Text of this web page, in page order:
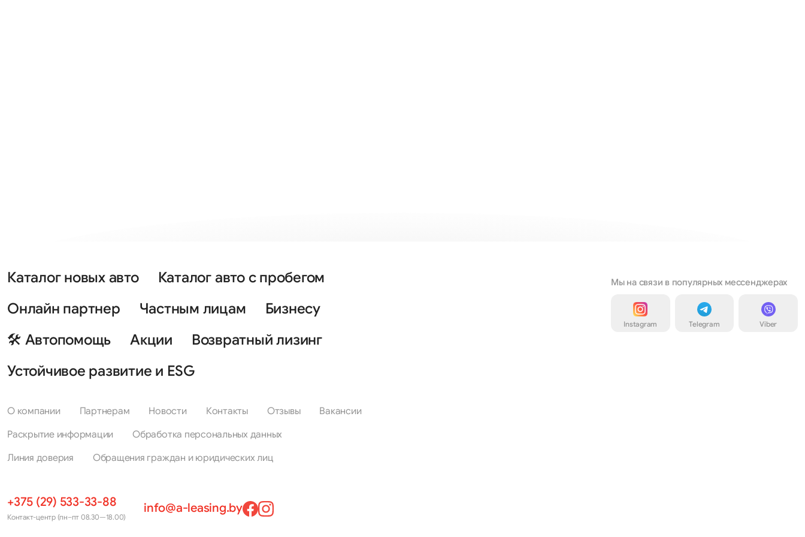
Каталог новых авто
Каталог авто с пробегом
Онлайн партнер
Частным лицам
Бизнесу
🛠 Автопомощь
Акции
Возвратный лизинг
Устойчивое развитие и ESG
О компании Партнерам Новости Контакты Отзывы
Вакансии
Раскрытие информации
Обработка персональных данных
Линия доверия
Обращения граждан и юридических лиц
+375 (29) 533-33-88
Контакт-центр (пн–пт 08.30—18.00)
info@a-leasing.by
Мы на связи в популярных мессенджерах
Instagram Telegram Viber